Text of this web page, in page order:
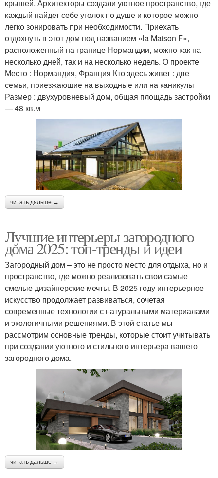
крышей. Архитекторы создали уютное пространство, где
каждый найдет себе уголок по душе и которое можно
легко зонировать при необходимости. Приехать
отдохнуть в этот дом под названием «la Maison F»,
расположенный на границе Нормандии, можно как на
несколько дней, так и на несколько недель. О проекте
Место : Нормандия, Франция Кто здесь живет : две
семьи, приезжающие на выходные или на каникулы
Размер : двухуровневый дом, общая площадь застройки
— 48 кв.м
читать дальше →
Лучшие интерьеры загородного
дома 2025: топ-тренды и идеи
Загородный дом – это не просто место для отдыха, но и
пространство, где можно реализовать свои самые
смелые дизайнерские мечты. В 2025 году интерьерное
искусство продолжает развиваться, сочетая
современные технологии с натуральными материалами
и экологичными решениями. В этой статье мы
рассмотрим основные тренды, которые стоит учитывать
при создании уютного и стильного интерьера вашего
загородного дома.
читать дальше →